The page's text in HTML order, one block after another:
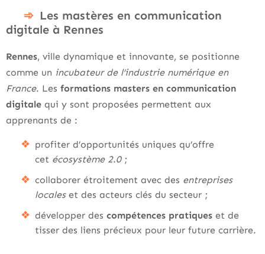
Les mastères en communication
digitale à Rennes
Rennes, ville dynamique et innovante, se positionne
comme un incubateur de l’industrie numérique en
France. Les formations masters en communication
digitale qui y sont proposées permettent aux
apprenants de :
profiter d’opportunités uniques qu’offre
cet écosystème 2.0;
collaborer étroitement avec des entreprises
localeset des acteurs clés du secteur ;
développer des compétences pratiques et de
tisser des liens précieux pour leur future carrière.